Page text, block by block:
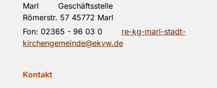
Marl Geschäftsstelle
Römerstr. 57 45772 Marl
Fon: 02365 - 96 03 0
re-kg-marl-stadt-
kirchengemeinde@ekvw.de
Kontakt